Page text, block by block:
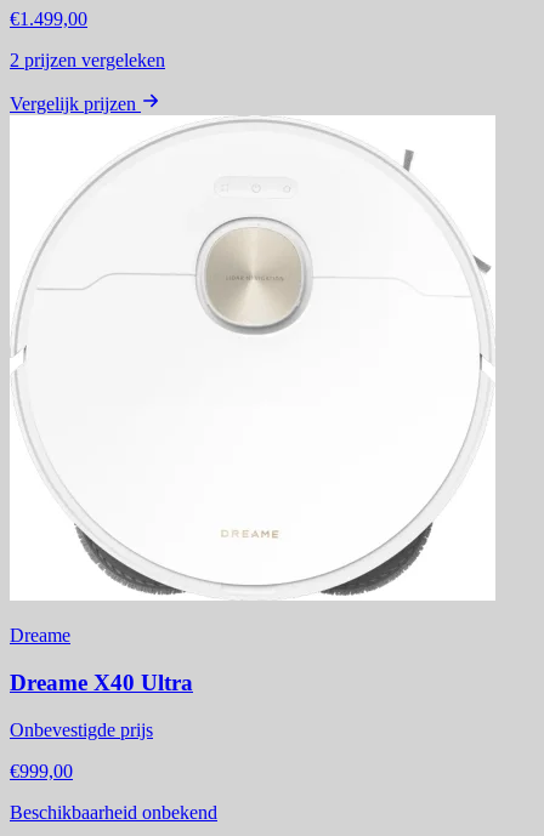
€1.499,00
2 prijzen vergeleken
Vergelijk prijzen
Dreame
Dreame X40 Ultra
Onbevestigde prijs
€999,00
Beschikbaarheid onbekend